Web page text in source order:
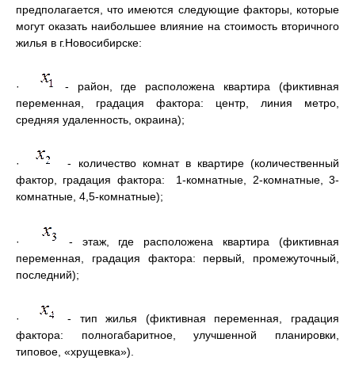
предполагается, что имеются следующие факторы, которые
могут оказать наибольшее влияние на стоимость вторичного
жилья в г.Новосибирске:
·
- район, где расположена квартира (фиктивная
переменная, градация фактора: центр, линия метро,
средняя удаленность, окраина);
·
- количество комнат в квартире (количественный
фактор, градация фактора: 1-комнатные, 2-комнатные, 3-
комнатные, 4,5-комнатные);
·
- этаж, где расположена квартира (фиктивная
переменная, градация фактора: первый, промежуточный,
последний);
·
- тип жилья (фиктивная переменная, градация
фактора: полногабаритное, улучшенной планировки,
типовое, «хрущевка»).